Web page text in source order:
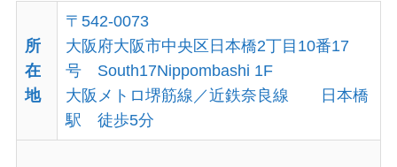
所
在
地
〒542-0073
大阪府大阪市中央区日本橋2丁目10番17
号 South17Nippombashi 1F
大阪メトロ堺筋線／近鉄奈良線
日本橋
駅 徒歩5分